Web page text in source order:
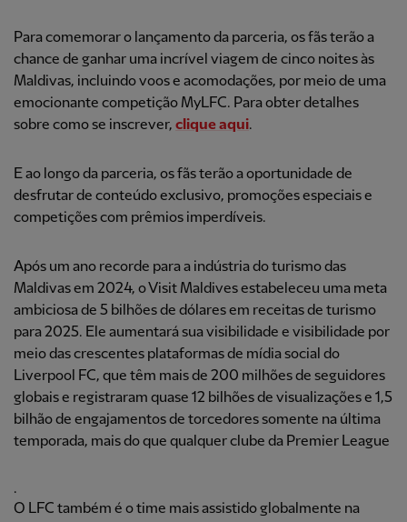
Para comemorar o lançamento da parceria, os fãs terão a
chance de ganhar uma incrível viagem de cinco noites às
Maldivas, incluindo voos e acomodações, por meio de uma
emocionante competição MyLFC. Para obter detalhes
sobre como se inscrever, clique aqui.
E ao longo da parceria, os fãs terão a oportunidade de
desfrutar de conteúdo exclusivo, promoções especiais e
competições com prêmios imperdíveis.
Após um ano recorde para a indústria do turismo das
Maldivas em 2024, o Visit Maldives estabeleceu uma meta
ambiciosa de 5 bilhões de dólares em receitas de turismo
para 2025. Ele aumentará sua visibilidade e visibilidade por
meio das crescentes plataformas de mídia social do
Liverpool FC, que têm mais de 200 milhões de seguidores
globais e registraram quase 12 bilhões de visualizações e 1,5
bilhão de engajamentos de torcedores somente na última
temporada, mais do que qualquer clube da Premier League
.
O LFC também é o time mais assistido globalmente na